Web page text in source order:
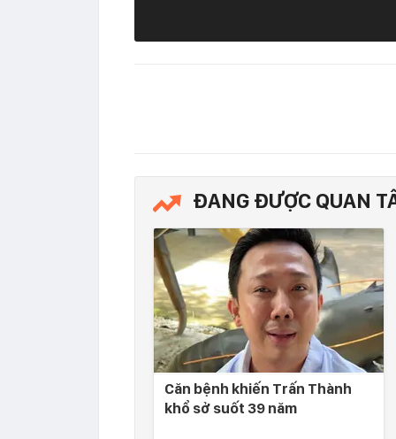
ĐANG ĐƯỢC QUAN
Căn bệnh khiến Trấn Thành
khổ sở suốt 39 năm